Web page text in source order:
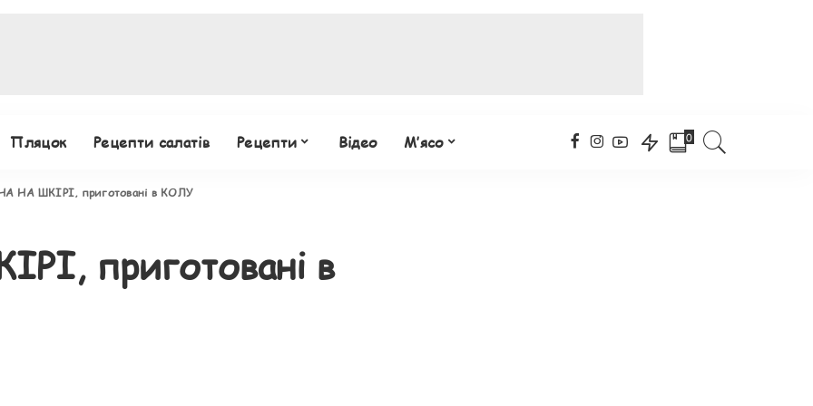
Пляцок Рецепти салатів Рецепти Відео М’ясо 0
НА ШКІРІ, приготовані в КОЛУ
приготовані в